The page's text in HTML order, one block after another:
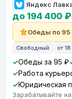
Яндекс
до 194 400 ₽
Обеды по 95
Свободный от 18
Обеды за 95 ₽
Работа
Юридическая
Зарабатывайте